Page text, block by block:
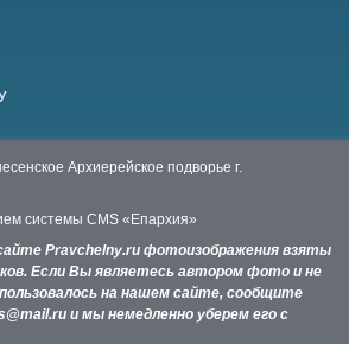
Архиерейское подворье г.
системы CMS «Епархия»
Pravchelny.ru фотоизображения взяты
Если Вы являетесь автором фото и не
на нашем сайте, сообщите
и мы немедленно уберем его с